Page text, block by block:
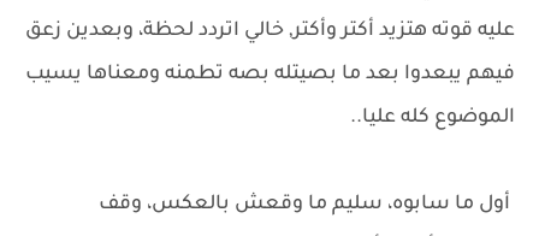
عليه قوته هتزيد أكتر وأكتر, خالي اتردد لحظة، وبعدين زعق
فيهم يبعدوا بعد ما بصيتله بصه تطمنه ومعناها يسيب
الموضوع كله عليا..
أول ما سابوه، سليم ما وقعش بالعكس، وقف